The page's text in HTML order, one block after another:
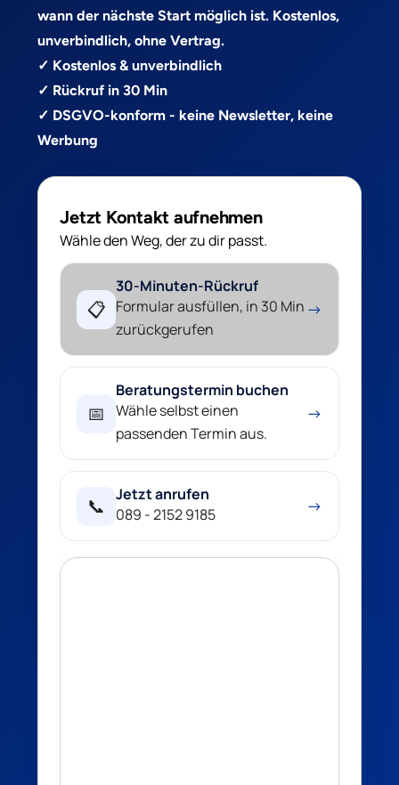
wann der nächste Start möglich ist. Kostenlos,
unverbindlich, ohne Vertrag.
✓ Kostenlos & unverbindlich
✓ Rückruf in 30 Min
✓ DSGVO-konform - keine Newsletter, keine
Werbung
Jetzt Kontakt aufnehmen
Wähle den Weg, der zu dir passt.
📋
30-Minuten-Rückruf
Formular ausfüllen, in 30 Min
zurückgerufen
→
📅
Beratungstermin buchen
Wähle selbst einen
passenden Termin aus.
→
📞
Jetzt anrufen
089 - 2152 9185
→